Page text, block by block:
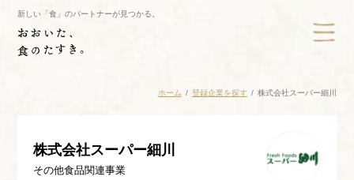
新しい「食」のパートナーが見つかる。
ホーム 登録企業を探す 株式会社スーパー細川
株式会社スーパー細川
その他食品関連事業